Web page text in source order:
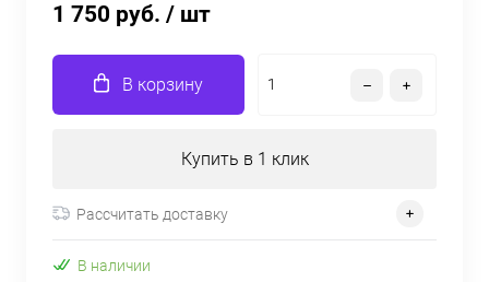
1 750 руб. / шт
В корзину
Купить в 1 клик
Рассчитать доставку
В наличии